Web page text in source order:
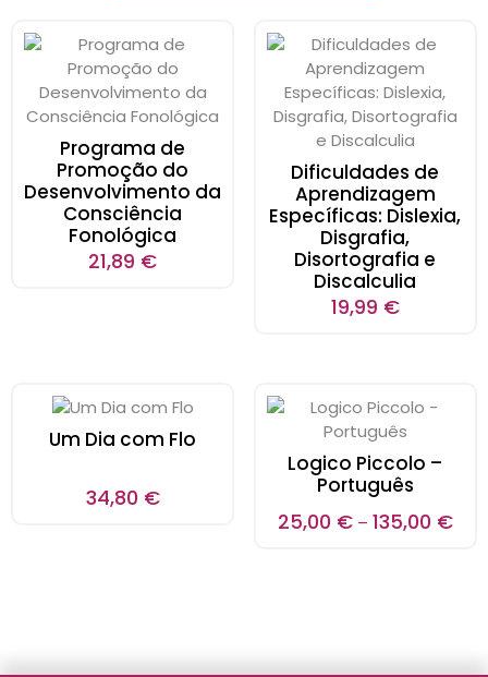
Programa de
Promoção do
Desenvolvimento da
Consciência
Fonológica
21,89 €
Dificuldades de
Aprendizagem
Específicas: Dislexia,
Disgrafia,
Disortografia e
Discalculia
19,99 €
Um Dia com Flo
34,80 €
Logico Piccolo –
Português
25,00 € – 135,00 €